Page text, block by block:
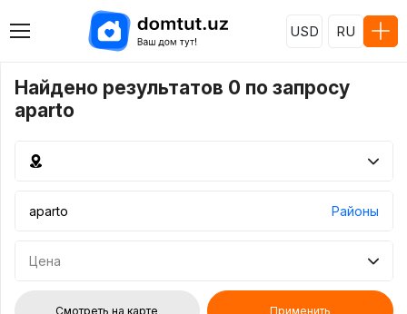
USD RU
Найдено результатов 0 по запросу
aparto
Районы
Цена
Смотреть на карте Применить